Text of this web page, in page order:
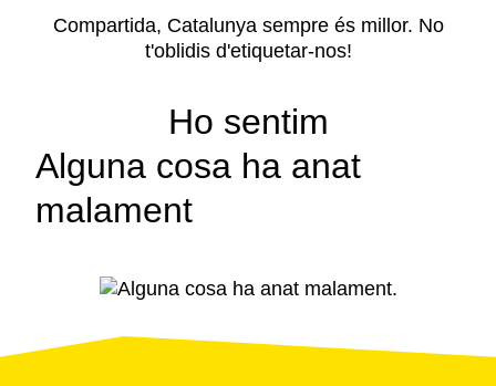
Compartida, Catalunya sempre és millor. No
t'oblidis d'etiquetar-nos!
Ho sentim
Alguna cosa ha anat
malament